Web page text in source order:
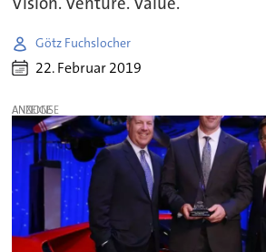
Götz Fuchslocher
22. Februar 2019
ANZEIGE